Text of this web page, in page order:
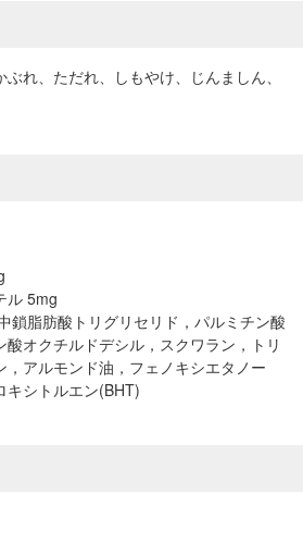
れ、ただれ、しもやけ、じんましん、
ル 5mg
鎖脂肪酸トリグリセリド，パルミチン酸
オクチルドデシル，スクワラン，トリ
アルモンド油，フェノキシエタノー
キシトルエン(BHT)